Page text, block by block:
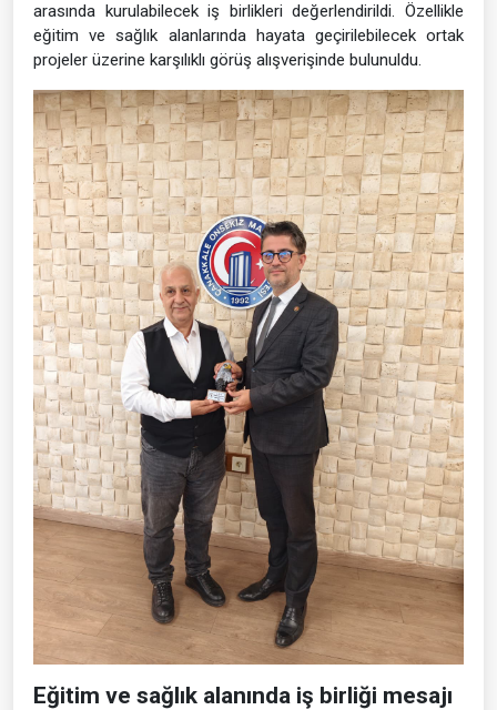
arasında kurulabilecek iş birlikleri değerlendirildi. Özellikle
eğitim ve sağlık alanlarında hayata geçirilebilecek ortak
projeler üzerine karşılıklı görüş alışverişinde bulunuldu.
Eğitim ve sağlık alanında iş birliği mesajı